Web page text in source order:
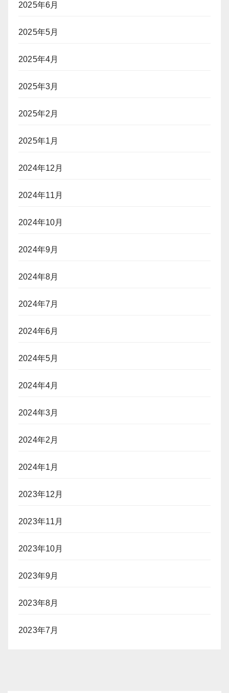
2025年6月
2025年5月
2025年4月
2025年3月
2025年2月
2025年1月
2024年12月
2024年11月
2024年10月
2024年9月
2024年8月
2024年7月
2024年6月
2024年5月
2024年4月
2024年3月
2024年2月
2024年1月
2023年12月
2023年11月
2023年10月
2023年9月
2023年8月
2023年7月